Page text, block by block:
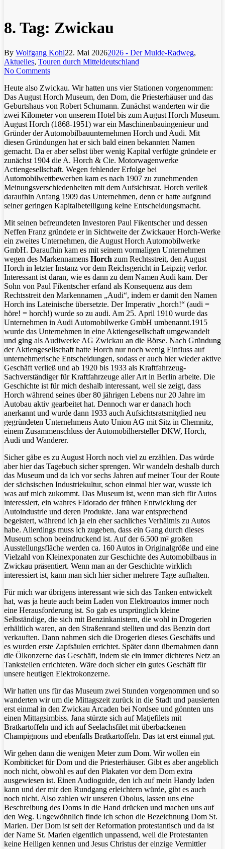
8. Tag: Zwickau
By Wolfgang Kohl22. Mai 20262026 - Der Mulde-Radweg,
Aktuelles, Touren durch Mitteldeutschland
No Comments
Heute also Zwickau. Wir hatten uns vier Stationen vorgenommen:
Das August Horch Museum, den Dom, die Priesterhäuser und das
Geburtshaus von Robert Schumann. Zunächst wanderten wir die
zwei Kilometer von unserem Hotel bis zum August Horch Museum.
August Horch (1868-1951) war ein Maschinenbauingenieur und
Gründer der Automobilbauunternehmen Horch und Audi. Mit
diesen Gründungen hat er sich bald einen bekannten Namen
gemacht. Da er aber selbst über wenig Kapital verfügte gründete er
zunächst 1904 die A. Horch & Cie. Motorwagenwerke
Actiengesellschaft. Wegen fehlender Erfolge bei
Automobilwettbewerben kam es nach 1907 zu zunehmenden
Meinungsverschiedenheiten mit dem Aufsichtsrat. Horch verließ
daraufhin Anfang 1909 das Unternehmen, denn er hatte aufgrund
seiner geringen Kapitalbeteiligung keine Entscheidungsmacht.
Mit seinen befreundeten Investoren Paul Fikentscher und dessen
Neffen Franz gründete er in Sichtweite der Zwickauer Horch-Werke
ein zweites Unternehmen, die August Horch Automobilwerke
GmbH. Daraufhin kam es mit seinem vormaligen Unternehmen
wegen des Markennamens Horch zum Rechtsstreit, den August
Horch in letzter Instanz vor dem Reichsgericht in Leipzig verlor.
Interessant ist daran, wie es dann zu dem Namen Audi kam. Der
Sohn von Paul Fikentscher erfand als Konsequenz aus dem
Rechtsstreit den Markennamen „Audi“, indem er damit den Namen
Horch ins Lateinische übersetzte. Der Imperativ „horch!“ (audi =
höre! = horch!) wurde so zu audi. Am 25. April 1910 wurde das
Unternehmen in Audi Automobilwerke GmbH umbenannt.1915
wurde das Unternehmen in eine Aktiengesellschaft umgewandelt
und ging als Audiwerke AG Zwickau an die Börse. Nach Gründung
der Aktiengesellschaft hatte Horch nur noch wenig Einfluss auf
unternehmerische Entscheidungen, sodass er auch hier wieder aktive
Geschäft verließ und ab 1920 bis 1933 als Kraftfahrzeug-
Sachverständiger für Kraftfahrzeuge aller Art in Berlin arbeite. Die
Geschichte ist für mich deshalb interessant, weil sie zeigt, dass
Horch während seines über 80 jährigen Lebens nur 20 Jahre im
Autobau aktiv gearbeitet hat. Dennoch war er danach hoch
anerkannt und wurde dann 1933 auch Aufsichtsratsmitglied neu
gegründeten Unternehmens Auto Union AG mit Sitz in Chemnitz,
einem Zusammenschluss der Automobilhersteller DKW, Horch,
Audi und Wanderer.
Sicher gäbe es zu August Horch noch viel zu erzählen. Das würde
aber hier das Tagebuch sicher sprengen. Wir wandeln deshalb durch
das Museum und da ich vor sechs Jahren auf meiner Tour der Route
der sächsischen Industriekultur, schon einmal hier war, wusste ich
was auf mich zukommt. Das Museum ist, wenn man sich für Autos
interessiert, ein wahres Eldorado der frühen Entwicklung der
Autoindustrie und deren Produkte. Jana war entsprechend
begeistert, während ich ja ein eher sachliches Verhältnis zu Autos
habe. Allerdings muss ich zugeben, dass ein Gang durch dieses
Museum schon beeindruckend ist. Auf der 6.500 m² großen
Ausstellungsfläche werden ca. 160 Autos in Originalgröße und eine
Vielzahl von Kleinexponaten zur Geschichte des Automobilbaus in
Zwickau präsentiert. Wenn man an der Geschichte wirklich
interessiert ist, kann man sich hier sicher mehrere Tage aufhalten.
Für mich war übrigens interessant wie sich das Tanken entwickelt
hat, was ja heute auch beim Laden von Elektroautos immer noch
eine Herausforderung ist. So gab es ursprünglich kleine
Selbständige, die sich mit Benzinkanistern, die wohl in Drogerien
erhältlich waren, an den Straßenrand stellten und das Benzin dort
verkauften. Dann nahmen sich die Drogerien dieses Geschäfts und
es wurden erste Zapfsäulen errichtet. Später dann übernahmen dann
die Ölkonzerne das Geschäft, indem sie ein immer dichteres Netz an
Tankstellen errichteten. Wäre doch sicher ein gutes Geschäft für
unsere heutigen Elektrokonzerne.
Wir hatten uns für das Museum zwei Stunden vorgenommen und so
wanderten wir um die Mittagszeit zurück in die Stadt und pausierten
erst einmal in den Zwickau Arcaden bei Nordsee und gönnten uns
einen Mittagsimbiss. Jana stürzte sich auf Matjefilets mit
Bratkartoffeln und ich auf Seelachsfilet mit überbackenen
Champignons und ebenfalls Bratkartoffeln. Das tat erst einmal gut.
Wir gehen dann die wenigen Meter zum Dom. Wir wollen ein
Kombiticket für Dom und die Priesterhäuser. Gibt es aber angeblich
noch nicht, obwohl es auf den Plakaten vor dem Dom extra
ausgewiesen ist. Einen Audioguide, den ich auf mein Handy laden
kann und der mir den Rundgang erleichtern würde, gibt es auch
noch nicht. Also zahlen wir unseren Obolus, lassen uns eine
Beschreibung des Doms in die Hand drücken und machen uns auf
den Weg. Ungewöhnlich finde ich schon die Bezeichnung Dom St.
Marien. Der Dom ist seit der Reformation protestantisch und da ist
der Name St. Marien eigentlich unpassend, weil die Protestanten
keine Heiligen kennen und Jesus Christus der einzige Vermittler